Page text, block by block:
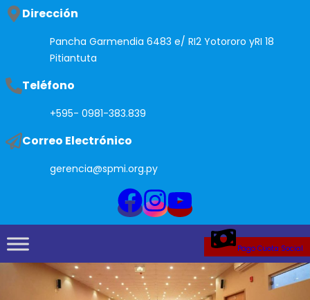
Saltar
contenido
Dirección
Pancha Garmendia 6483 e/ RI2 Yotororo yRI 18
Pitiantuta
Teléfono
+595- 0981-383.839
Correo Electrónico
gerencia@spmi.org.py
Pago Cuota Social